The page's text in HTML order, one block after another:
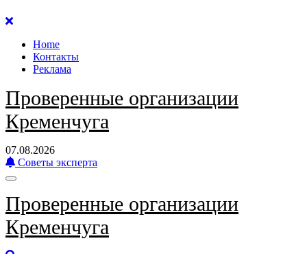
Перейти
содержанию
Home
Контакты
Реклама
Проверенные организации
Кременчуга
07.08.2026
Советы эксперта
Проверенные организации
Кременчуга